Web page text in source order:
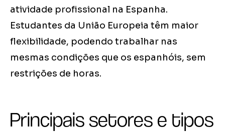
atividade profissional na Espanha.
Estudantes da União Europeia têm maior
flexibilidade, podendo trabalhar nas
mesmas condições que os espanhóis, sem
restrições de horas.
Principais setores e tipos